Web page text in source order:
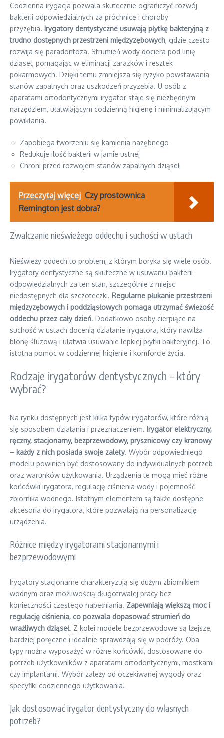
Codzienna irygacja pozwala skutecznie ograniczyć rozwój
bakterii odpowiedzialnych za próchnicę i choroby
przyzębia. Irygatory dentystyczne usuwają płytkę bakteryjną z
trudno dostępnych przestrzeni międzyzębowych, gdzie często
rozwija się paradontoza. Strumień wody dociera pod linię
dziąseł, pomagając w eliminacji zarazków i resztek
pokarmowych. Dzięki temu zmniejsza się ryzyko powstawania
stanów zapalnych oraz uszkodzeń przyzębia. U osób z
aparatami ortodontycznymi irygator staje się niezbędnym
narzędziem, ułatwiającym codzienną higienę i minimalizującym
powikłania.
Zapobiega tworzeniu się kamienia nazębnego
Redukuje ilość bakterii w jamie ustnej
Chroni przed rozwojem stanów zapalnych dziąseł
Przeczytaj więcej Czy prostownica
Remington jest dobra?
Zwalczanie nieświeżego oddechu i suchości w ustach
Nieświeży oddech to problem, z którym boryka się wiele osób.
Irygatory dentystyczne są skuteczne w usuwaniu bakterii
odpowiedzialnych za ten stan, szczególnie z miejsc
niedostępnych dla szczoteczki. Regularne płukanie przestrzeni
międzyzębowych i poddziąsłowych pomaga utrzymać świeżość
oddechu przez cały dzień. Dodatkowo osoby cierpiące na
suchość w ustach docenią działanie irygatora, który nawilża
błonę śluzową i ułatwia usuwanie lepkiej płytki bakteryjnej. To
istotna pomoc w codziennej higienie i komforcie życia.
Rodzaje irygatorów dentystycznych – który
wybrać?
Na rynku dostępnych jest kilka typów irygatorów, które różnią
się sposobem działania i przeznaczeniem. Irygator elektryczny,
ręczny, stacjonarny, bezprzewodowy, prysznicowy czy kranowy
– każdy z nich posiada swoje zalety. Wybór odpowiedniego
modelu powinien być dostosowany do indywidualnych potrzeb
oraz warunków użytkowania. Urządzenia te mogą mieć różne
końcówki irygatora, regulację ciśnienia wody i pojemność
zbiornika wodnego. Istotnym elementem są także dostępne
akcesoria do irygatora, które pozwalają na personalizację
urządzenia.
Różnice między irygatorami stacjonarnymi i
bezprzewodowymi
Irygatory stacjonarne charakteryzują się dużym zbiornikiem
wodnym oraz możliwością długotrwałej pracy bez
konieczności częstego napełniania. Zapewniają większą moc i
regulację ciśnienia, co pozwala dopasować strumień do
wrażliwych dziąseł. Z kolei modele bezprzewodowe są lżejsze,
bardziej poręczne i idealnie sprawdzają się w podróży. Oba
typy można wyposażyć w różne końcówki, dostosowane do
potrzeb użytkowników z aparatami ortodontycznymi, mostkami
czy implantami. Wybór zależy od oczekiwanej wygody oraz
specyfiki codziennego użytkowania.
Jak dostosować irygator dentystyczny do własnych
potrzeb?